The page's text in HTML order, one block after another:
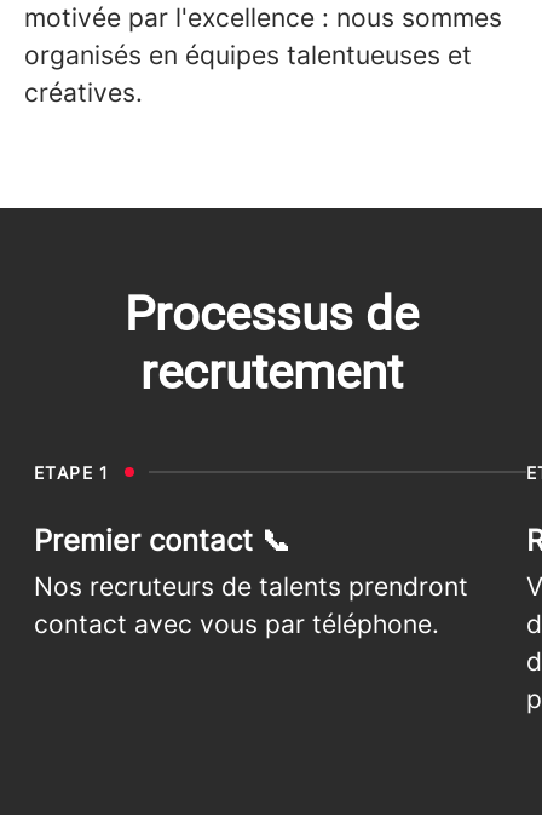
motivée par l'excellence : nous sommes
organisés en équipes talentueuses et
créatives.
Processus de
recrutement
ETAPE 1
Premier contact 📞
Nos recruteurs de talents prendront
contact avec vous par téléphone.